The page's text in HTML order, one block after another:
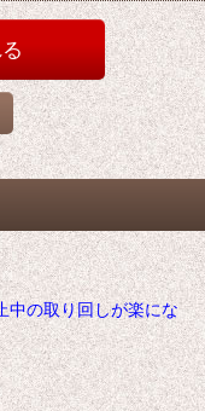
中の取り回しが楽にな